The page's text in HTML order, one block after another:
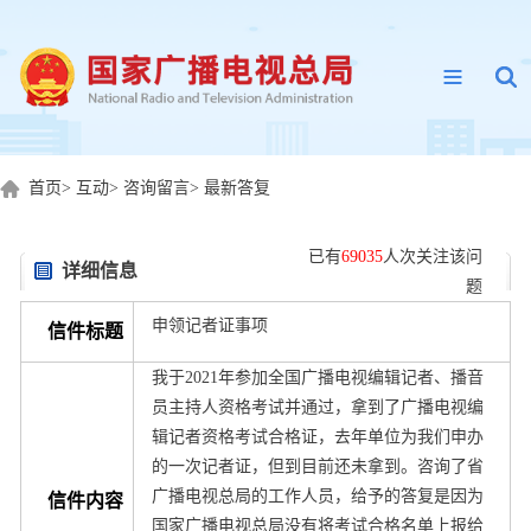
首页> 互动> 咨询留言> 最新答复
详细信息
已有69035人次关注该问
题
信件标题 申领记者证事项
信件内容
我于2021年参加全国广播电视编辑记者、播音
员主持人资格考试并通过，拿到了广播电视编
辑记者资格考试合格证，去年单位为我们申办
的一次记者证，但到目前还未拿到。咨询了省
广播电视总局的工作人员，给予的答复是因为
国家广播电视总局没有将考试合格名单上报给